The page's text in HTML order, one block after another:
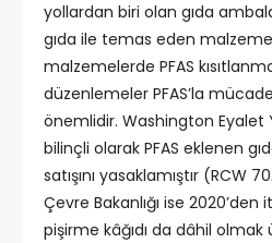
yollardan biri olan gıda
gıda ile temas eden
malzemelerde PFAS
düzenlemeler PFAS’la
önemlidir. Washington Eyalet
bilinçli olarak PFAS eklenen
satışını yasaklamıştır (RCW
Çevre Bakanlığı ise
pişirme kâğıdı da dâhil olmak